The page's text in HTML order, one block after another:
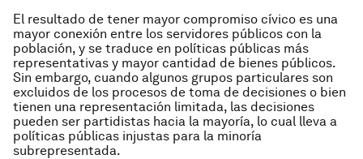
El resultado de tener mayor compromiso cívico es una
mayor conexión entre los servidores públicos con la
población, y se traduce en políticas públicas más
representativas y mayor cantidad de bienes públicos.
Sin embargo, cuando algunos grupos particulares son
excluidos de los procesos de toma de decisiones o bien
tienen una representación limitada, las decisiones
pueden ser partidistas hacia la mayoría, lo cual lleva a
políticas públicas injustas para la minoría
subrepresentada.